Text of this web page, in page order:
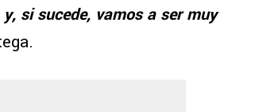
si sucede, vamos a ser muy